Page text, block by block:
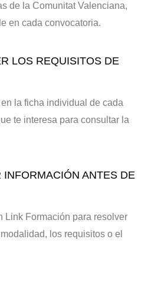
de la Comunitat Valenciana,
en cada convocatoria.
LOS REQUISITOS DE
la ficha individual de cada
te interesa para consultar la
ANTES DE
Link Formación para resolver
los requisitos o el